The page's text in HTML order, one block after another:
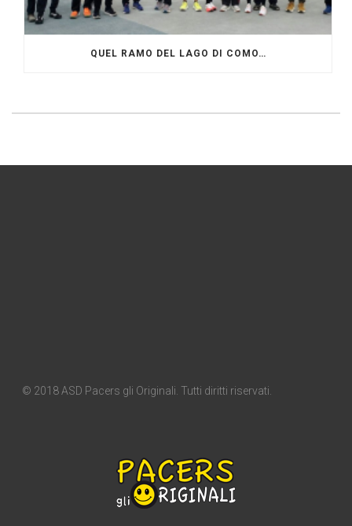
QUEL RAMO DEL LAGO DI COMO…
© 2018 ASD Pacers gli Originali. Tutti diritti riservati.